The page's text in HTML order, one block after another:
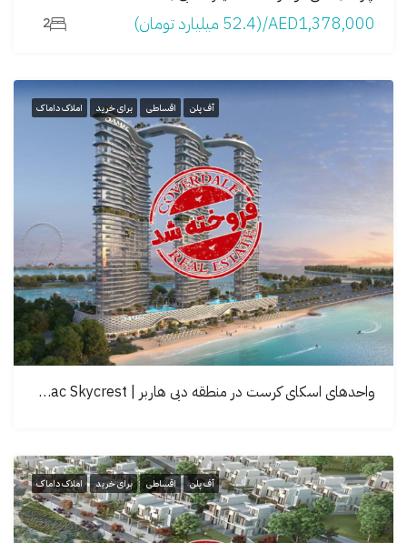
AED1,378,000/(52.4 میلیارد تومان) 2
آف پلن اقساطی برای خرید املاک داماک
واحدهای اسکای کرست در منطقه دبی هاربر | Damac Skycrest
آف پلن اقساطی برای خرید املاک داماک